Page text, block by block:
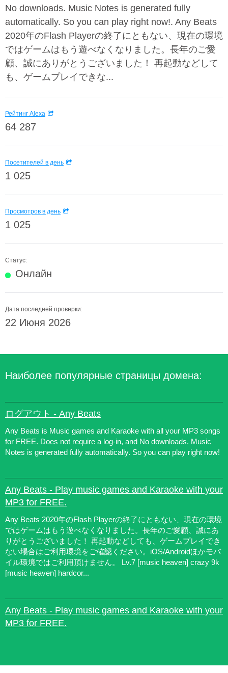
No downloads. Music Notes is generated fully
automatically. So you can play right now!. Any Beats
2020年のFlash Playerの終了にともない、現在の環境
ではゲームはもう遊べなくなりました。長年のご愛
顧、誠にありがとうございました！ 再起動などして
も、ゲームプレイできな...
Рейтинг Alexa
64 287
Посетителей в день
1 025
Просмотров в день
1 025
Статус:
Онлайн
Дата последней проверки:
22 Июня 2026
Наиболее популярные страницы домена:
ログアウト - Any Beats
Any Beats is Music games and Karaoke with all your MP3 songs
for FREE. Does not require a log-in, and No downloads. Music
Notes is generated fully automatically. So you can play right now!
Any Beats - Play music games and Karaoke with your
MP3 for FREE.
Any Beats 2020年のFlash Playerの終了にともない、現在の環境
ではゲームはもう遊べなくなりました。長年のご愛顧、誠にあ
りがとうございました！ 再起動などしても、ゲームプレイでき
ない場合はご利用環境をご確認ください。iOS/Androidほかモバ
イル環境ではご利用頂けません。 Lv.7 [music heaven] crazy 9k
[music heaven] hardcor...
Any Beats - Play music games and Karaoke with your
MP3 for FREE.